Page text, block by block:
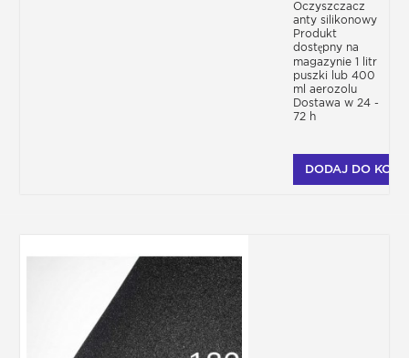
Oczyszczacz
anty silikonowy
Produkt
dostępny na
magazynie 1 litr
puszki lub 400
ml aerozolu
Dostawa w 24 -
72 h
DODAJ DO